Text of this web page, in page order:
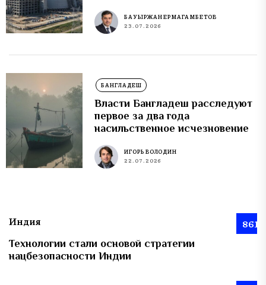
БАУЫРЖАН ЕРМАГАМБЕТОВ
23.07.2026
БАНГЛАДЕШ
Власти Бангладеш расследуют
первое за два года
насильственное исчезновение
ИГОРЬ ВОЛОДИН
22.07.2026
Индия 861
Технологии стали основой стратегии
нацбезопасности Индии